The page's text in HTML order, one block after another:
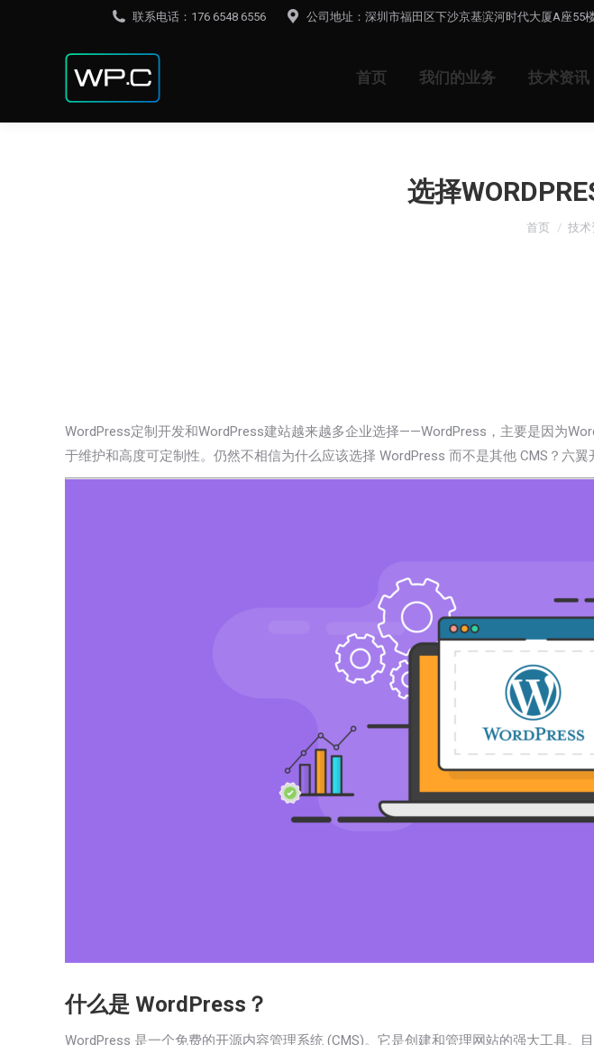
联系电话：176 6548 6556 公司地址：深圳市福田区下沙京基滨河时代大厦A座55
首页 我们的业务 技术资讯
选择
您在这里：
首页 技术
​WordPress定制开发和WordPress建站越来越多企业选择——WordPress ， 主要是因为
于维护和高度可定制性。仍然不相信为什么应该选择 WordPress 而不是其他 CMS？ 六翼
什么是 WordPress？
WordPress 是一个免费的开源内容管理系统 (CMS)。它是创建和管理网站的强大工具。